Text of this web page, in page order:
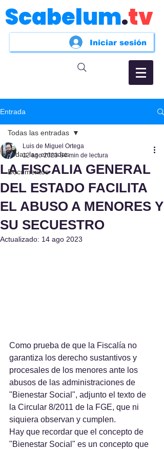
Scabelum.tv
Iniciar sesión
Entrada
Todas las entradas
Documentos
Todas las entradas
LA FISCALIA GENERAL
DEL ESTADO FACILITA
EL ABUSO A MENORES Y
SU SECUESTRO
Luis de Miguel Ortega
12 ago 2023 84 min de lectura
Actualizado: 14 ago 2023
Como prueba de que la Fiscalía no
garantiza los derecho sustantivos y
procesales de los menores ante los
abusos de las administraciones de
"Bienestar Social", adjunto el texto de
la Circular 8/2011 de la FGE, que ni
siquiera observan y cumplen.
Hay que recordar que el concepto de
"Bienestar Social" es un concepto que